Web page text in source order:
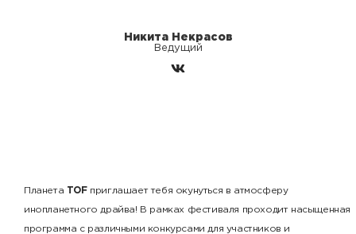
Никита Некрасов
Ведущий
Планета TOFприглашает тебя окунуться в атмосферу
инопланетного драйва! В рамках фестиваля проходит насыщенная
программа с различными конкурсами для участников и